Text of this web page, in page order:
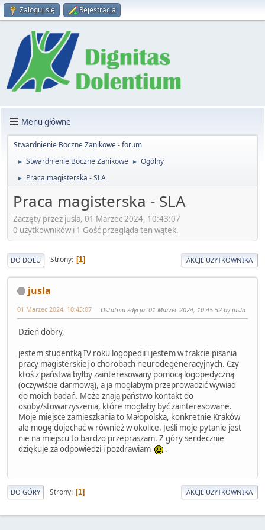
Zaloguj się Rejestracja
Menu główne
Stwardnienie Boczne Zanikowe - forum
► Stwardnienie Boczne Zanikowe ► Ogólny
► Praca magisterska - SLA
Praca magisterska - SLA
Zaczęty przez jusla, 01 Marzec 2024, 10:43:07
0 użytkowników i 1 Gość przegląda ten wątek.
DO DOŁU Strony 1 AKCJE UŻYTKOWNIKA
jusla
01 Marzec 2024, 10:43:07 Ostatnia edycja: 01 Marzec 2024, 10:45:52 by jusla
Dzień dobry,
jestem studentką IV roku logopedii i jestem w trakcie pisania
pracy magisterskiej o chorobach neurodegeneracyjnych. Czy
ktoś z państwa byłby zainteresowany pomocą logopedyczną
(oczywiście darmową), a ja mogłabym przeprowadzić wywiad
do moich badań. Może znają państwo kontakt do
osoby/stowarzyszenia, które mogłaby być zainteresowane.
Moje miejsce zamieszkania to Małopolska, konkretnie Kraków
ale mogę dojechać w również w okolice. Jeśli moje pytanie jest
nie na miejscu to bardzo przepraszam. Z góry serdecznie
dziękuje za odpowiedzi i pozdrawiam
.
DO GÓRY Strony 1 AKCJE UŻYTKOWNIKA